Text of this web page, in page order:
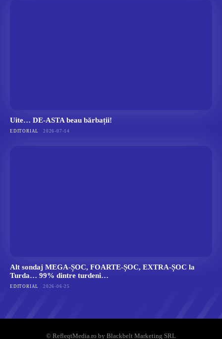
Uite… DE-ASTA beau bărbații!
EDITORIAL 2026-07-14
Alt sondaj MEGA-ȘOC, FOARTE-ȘOC, EXTRA-ȘOC la
Turda… 99% dintre turdeni…
EDITORIAL 2026-06-25
© RefleqtMedia.ro by Blackbelt Marketing SRL